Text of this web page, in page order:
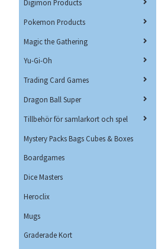
Digimon Products
Pokemon Products
Magic the Gathering
Yu-Gi-Oh
Trading Card Games
Dragon Ball Super
Tillbehör för samlarkort och spel
Mystery Packs Bags Cubes & Boxes
Boardgames
Dice Masters
Heroclix
Mugs
Graderade Kort